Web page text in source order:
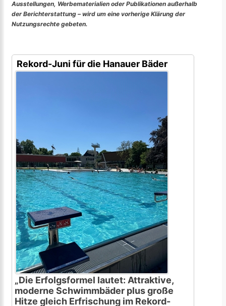
Ausstellungen, Werbematerialien oder Publikationen außerhalb
der Berichterstattung – wird um eine vorherige Klärung der
Nutzungsrechte gebeten.
Rekord-Juni für die Hanauer Bäder
„Die Erfolgsformel lautet: Attraktive,
moderne Schwimmbäder plus große
Hitze gleich Erfrischung im Rekord-